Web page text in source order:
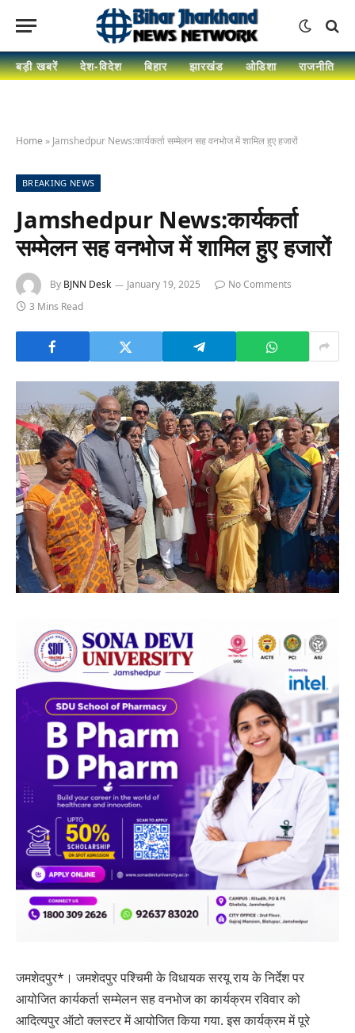
बड़ी खबरें देश-विदेश बिहार झारखंड ओडिशा राजनीति
Home » Jamshedpur News:कार्यकर्ता सम्मेलन सह वनभोज में शामिल हुए हजारों
BREAKING NEWS
Jamshedpur News:कार्यकर्ता
सम्मेलन सह वनभोज में शामिल हुए हजारों
By BJNN Desk January 19, 2025
No Comments
3 Mins Read
जमशेदपुर*। जमशेदपुर पश्चिमी के विधायक सरयू राय के निर्देश पर
आयोजित कार्यकर्ता सम्मेलन सह वनभोज का कार्यक्रम रविवार को
आदित्यपुर ऑटो क्लस्टर में आयोजित किया गया. इस कार्यक्रम में पूरे